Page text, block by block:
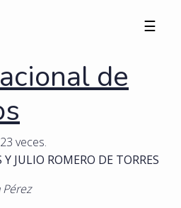
☰
de
veces.
JULIO ROMERO DE TORRES